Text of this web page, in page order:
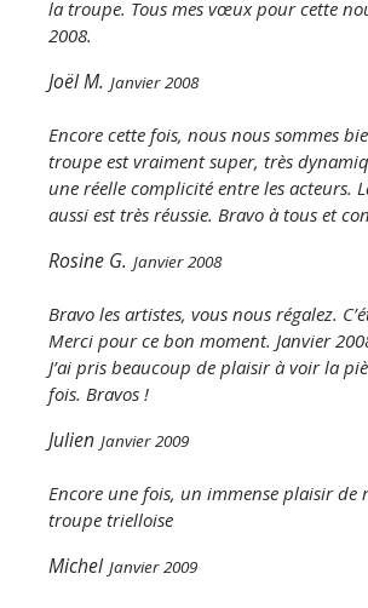
la troupe. Tous mes vœux pour cette
2008.
Joël M. Janvier 2008
Encore cette fois, nous nous sommes
troupe est vraiment super, très
une réelle complicité entre les acteurs.
aussi est très réussie. Bravo à tous et
Rosine G. Janvier 2008
Bravo les artistes, vous nous régalez.
Merci pour ce bon moment. Janvier
J’ai pris beaucoup de plaisir à voir la
fois. Bravos !
Julien Janvier 2009
Encore une fois, un immense plaisir de
troupe trielloise
Michel Janvier 2009